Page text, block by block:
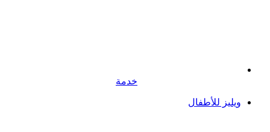
خدمة
ويليز للأطفال